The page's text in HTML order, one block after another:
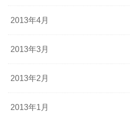
2013年4月
2013年3月
2013年2月
2013年1月